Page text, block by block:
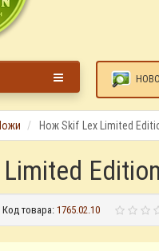
Нож Skif Lex Limited
Код товара:1765.02.10